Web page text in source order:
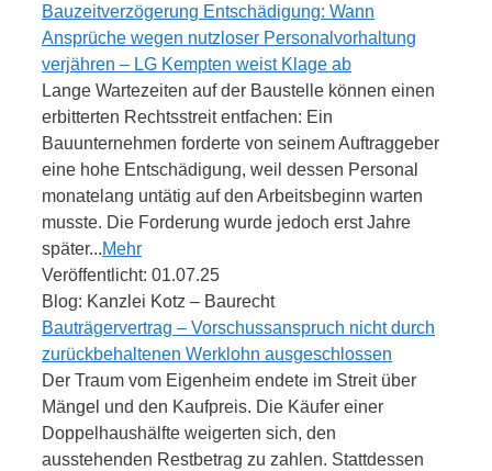
Bauzeitverzögerung Entschädigung: Wann
Ansprüche wegen nutzloser Personalvorhaltung
verjähren – LG Kempten weist Klage ab
Lange Wartezeiten auf der Baustelle können einen
erbitterten Rechtsstreit entfachen: Ein
Bauunternehmen forderte von seinem Auftraggeber
eine hohe Entschädigung, weil dessen Personal
monatelang untätig auf den Arbeitsbeginn warten
musste. Die Forderung wurde jedoch erst Jahre
später...Mehr
Veröffentlicht: 01.07.25
Blog: Kanzlei Kotz – Baurecht
Bauträgervertrag – Vorschussanspruch nicht durch
zurückbehaltenen Werklohn ausgeschlossen
Der Traum vom Eigenheim endete im Streit über
Mängel und den Kaufpreis. Die Käufer einer
Doppelhaushälfte weigerten sich, den
ausstehenden Restbetrag zu zahlen. Stattdessen